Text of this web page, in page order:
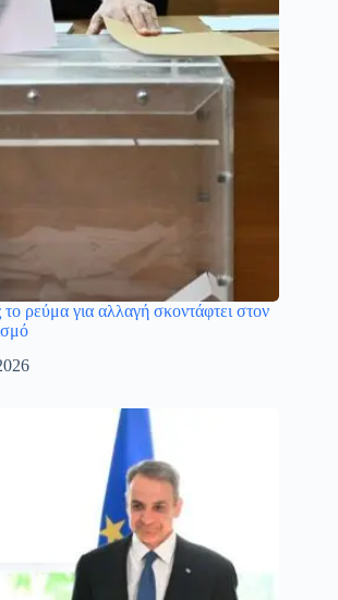
ρεύμα για αλλαγή σκοντάφτει στον